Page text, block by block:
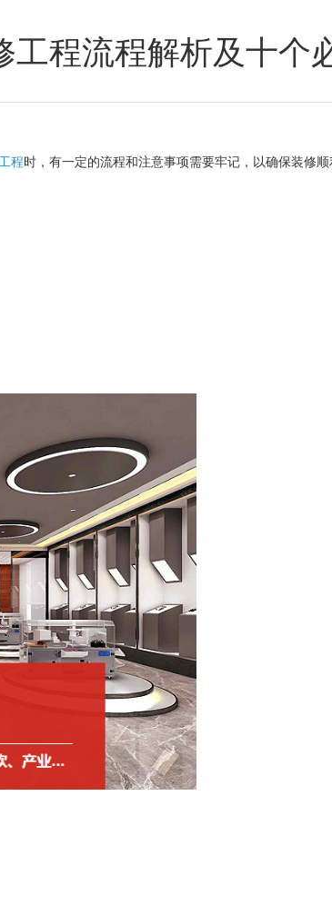
程流程解析及十个
程时，有一定的流程和注意事项需要牢记，以确保装修